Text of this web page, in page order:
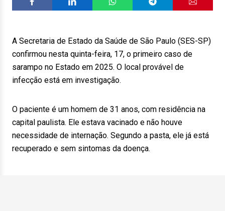
A Secretaria de Estado da Saúde de São Paulo (SES-SP)
confirmou nesta quinta-feira, 17, o primeiro caso de
sarampo no Estado em 2025. O local provável de
infecção está em investigação.
O paciente é um homem de 31 anos, com residência na
capital paulista. Ele estava vacinado e não houve
necessidade de internação. Segundo a pasta, ele já está
recuperado e sem sintomas da doença.